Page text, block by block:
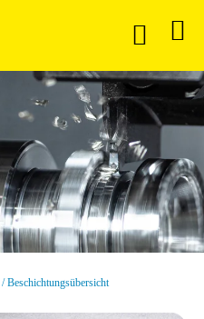
Beschichtungsübersicht